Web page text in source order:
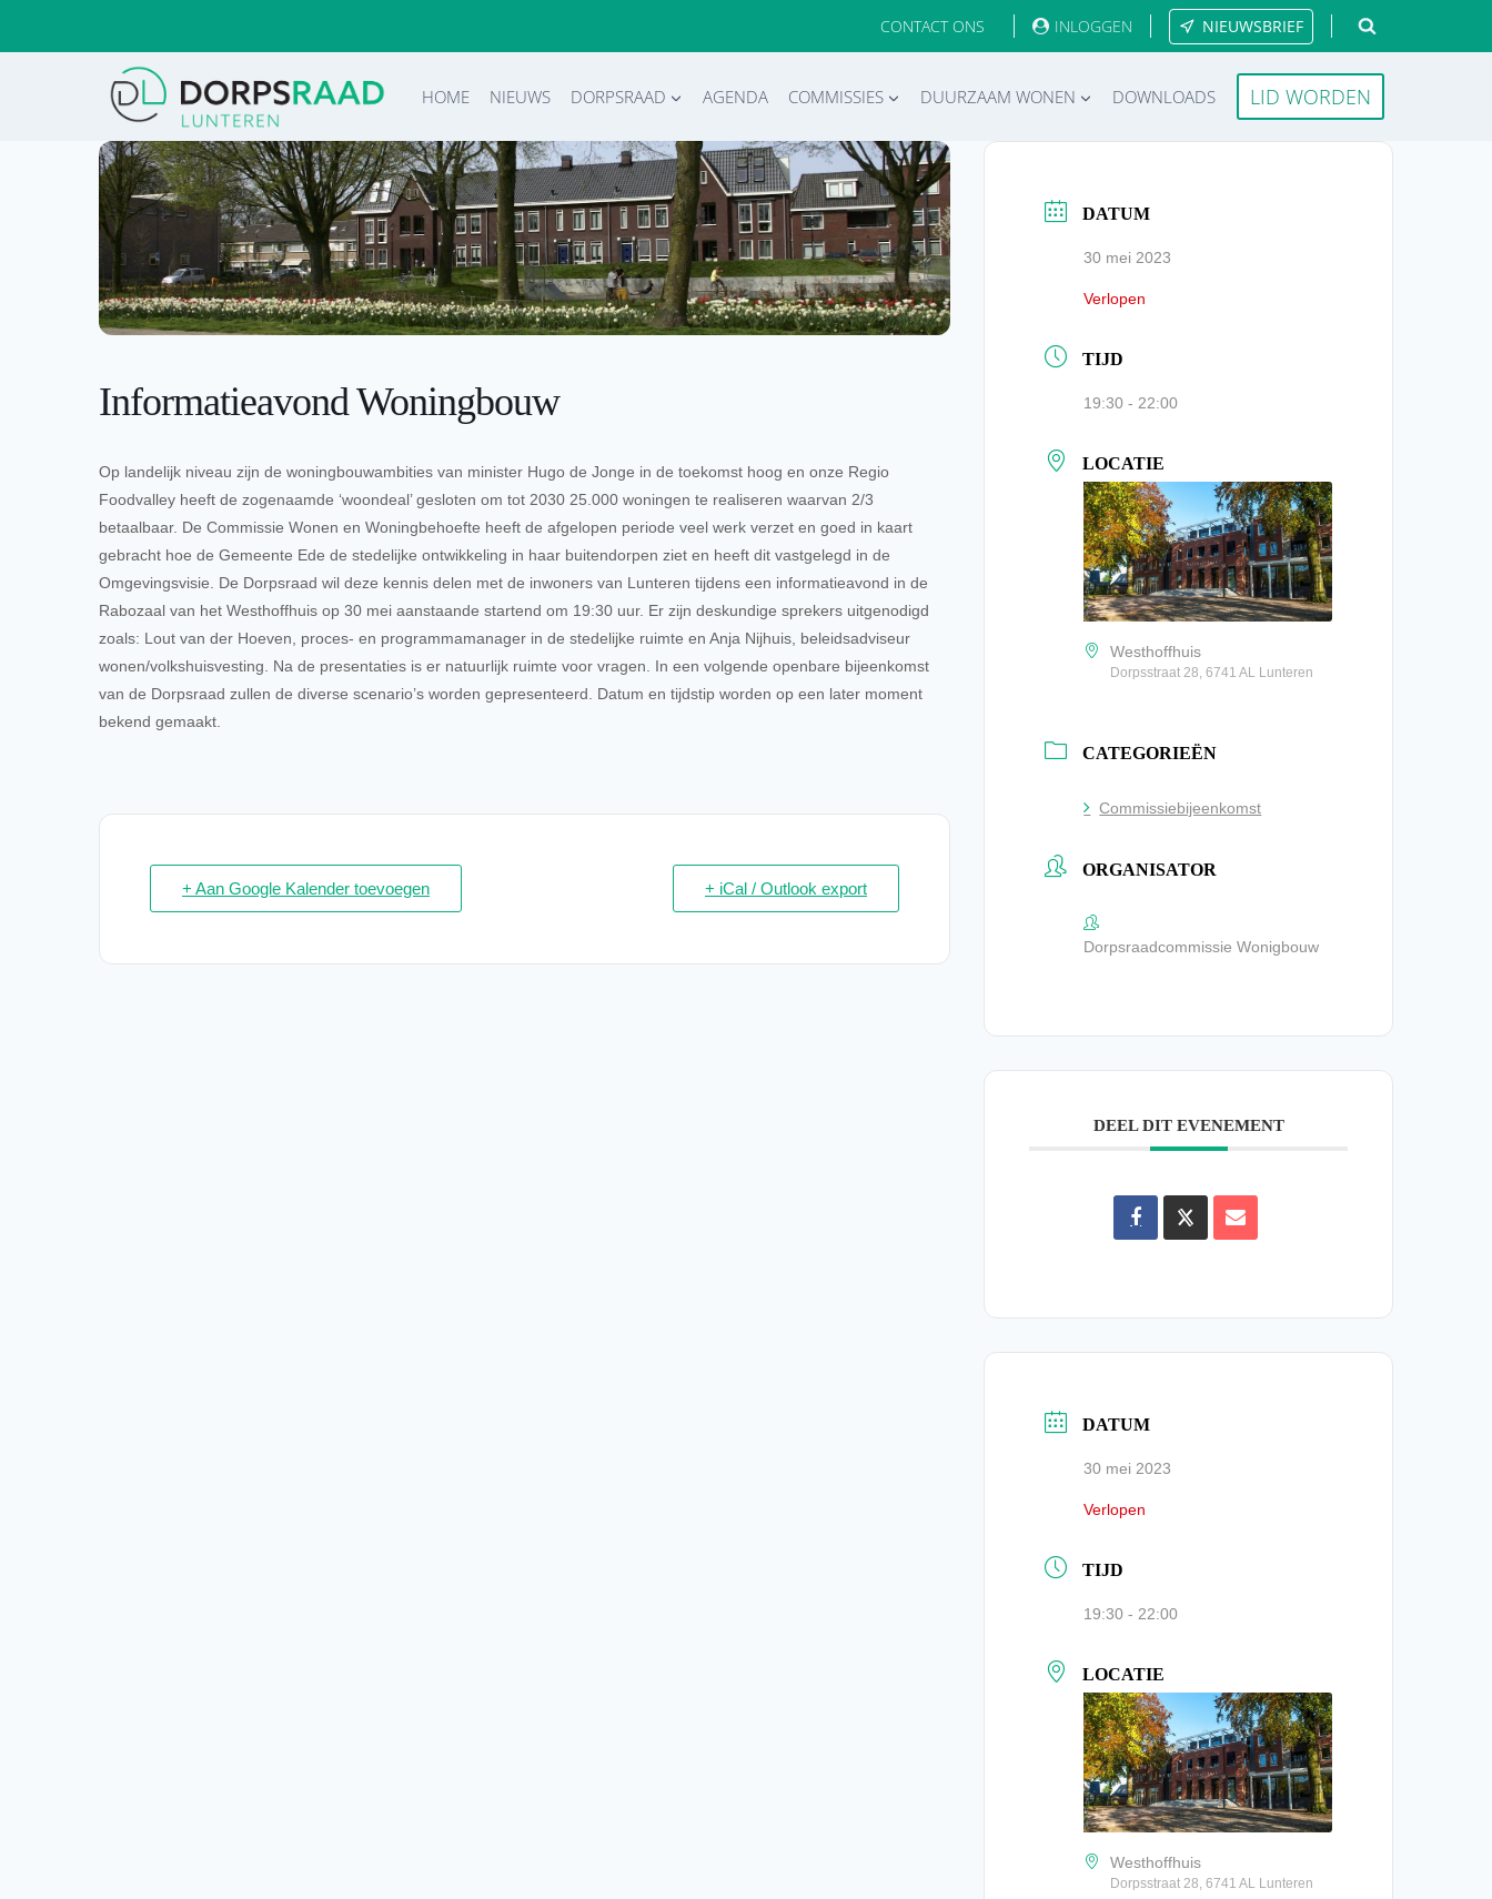
CONTACT ONS INLOGGEN NIEUWSBRIEF
HOME NIEUWS DORPSRAAD AGENDA COMMISSIES DUURZAAM WONEN DOWNLOADS LID WORDEN
Informatieavond Woningbouw
Op landelijk niveau zijn de woningbouwambities van minister Hugo de Jonge in de toekomst hoog en onze Regio
Foodvalley heeft de zogenaamde ‘woondeal’ gesloten om tot 2030 25.000 woningen te realiseren waarvan 2/3
betaalbaar. De Commissie Wonen en Woningbehoefte heeft de afgelopen periode veel werk verzet en goed in kaart
gebracht hoe de Gemeente Ede de stedelijke ontwikkeling in haar buitendorpen ziet en heeft dit vastgelegd in de
Omgevingsvisie. De Dorpsraad wil deze kennis delen met de inwoners van Lunteren tijdens een informatieavond in de
Rabozaal van het Westhoffhuis op 30 mei aanstaande startend om 19:30 uur. Er zijn deskundige sprekers uitgenodigd
zoals: Lout van der Hoeven, proces- en programmamanager in de stedelijke ruimte en Anja Nijhuis, beleidsadviseur
wonen/volkshuisvesting. Na de presentaties is er natuurlijk ruimte voor vragen. In een volgende openbare bijeenkomst
van de Dorpsraad zullen de diverse scenario’s worden gepresenteerd. Datum en tijdstip worden op een later moment
bekend gemaakt.
+ Aan Google Kalender toevoegen + iCal / Outlook export
DATUM
30 mei 2023
Verlopen
TIJD
19:30 - 22:00
LOCATIE
Westhoffhuis
Dorpsstraat 28, 6741 AL Lunteren
CATEGORIEËN
Commissiebijeenkomst
ORGANISATOR
Dorpsraadcommissie Wonigbouw
DEEL DIT EVENEMENT
DATUM
30 mei 2023
Verlopen
TIJD
19:30 - 22:00
LOCATIE
Westhoffhuis
Dorpsstraat 28, 6741 AL Lunteren